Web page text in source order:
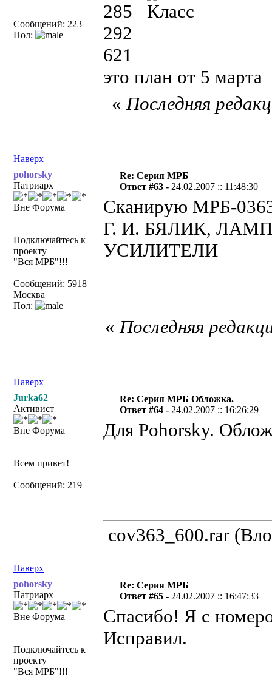
Сообщений: 223
Пол:
285
292
621
это план от 5 марта
Наверх
«Последняя
pohorsky
Патриарх
Вне Форума
Подключайтесь к
проекту
"Вся МРБ"!!!
Сообщений: 5918
Москва
Пол:
Re: Серия МРБ
Ответ #63 - 24.02.2007 :: 11:48:30
Сканирую МРБ-
Г. И. БЯЛИК,
УСИЛИТЕЛИ
Наверх
«Последняя
Jurka62
Активист
Вне Форума
Всем привет!
Сообщений: 219
Re: Серия МРБ Обложкa.
Ответ #64 - 24.02.2007 :: 16:26:29
Для Pohorsky.
Наверх
cov363_600.rar
pohorsky
Патриарх
Вне Форума
Подключайтесь к
проекту
"Вся МРБ"!!!
Re: Серия МРБ
Ответ #65 - 24.02.2007 :: 16:47:33
Спасибо! Я с
Исправил.